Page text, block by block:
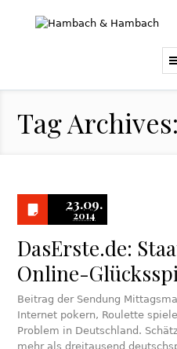
Tag
23.09.
2014
DasErste.de:
Online-
Beitrag der Sendung
Internet pokern, Roulette
Problem in Deutschland.
mehr als dreitausend